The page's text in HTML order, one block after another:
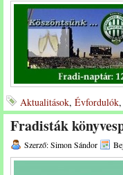
Aktualitások, Évfordulók,
Fradisták
Szerző: Simon Sándor